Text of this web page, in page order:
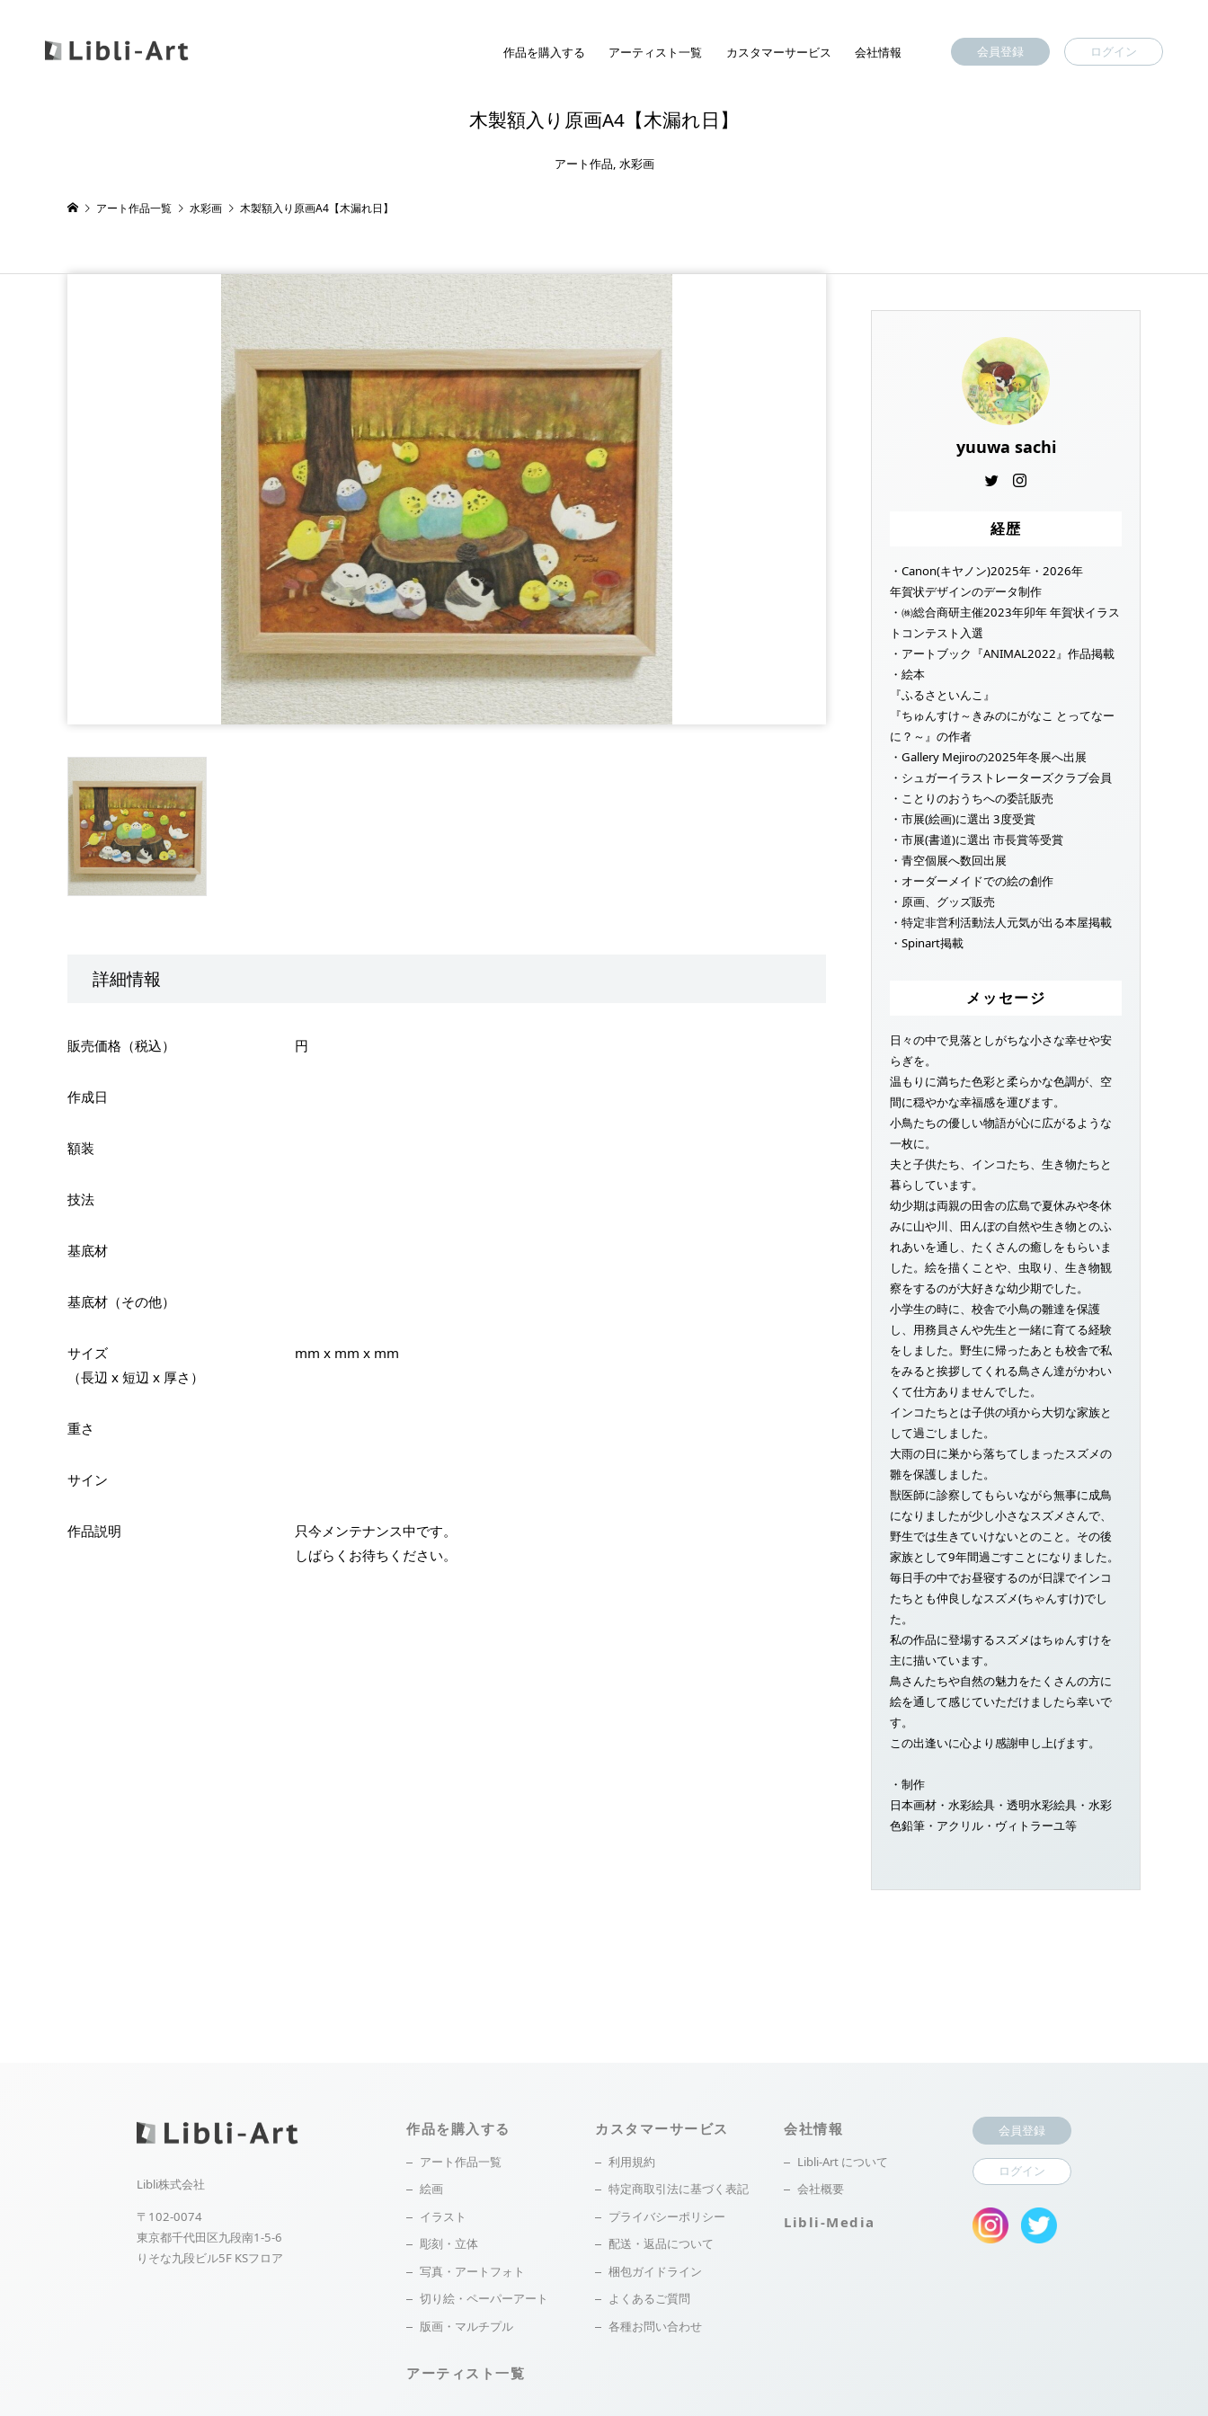
作品を購入する アーティスト一覧 カスタマーサービス 会社情報 会員登録 ログイン
木製額入り原画A4【木漏れ日】
アート作品, 水彩画
アート作品一覧 水彩画 木製額入り原画A4【木漏れ日】
詳細情報
販売価格（税込） 円
作成日
額装
技法
基底材
基底材（その他）
サイズ
（長辺 x 短辺 x 厚さ）
mm x mm x mm
重さ
サイン
作品説明
只今メンテナンス中です。
しばらくお待ちください。
yuuwa sachi
経歴
・Canon(キヤノン)2025年・2026年
年賀状デザインのデータ制作
・㈱総合商研主催2023年卯年 年賀状イラス
トコンテスト入選
・アートブック『ANIMAL2022』作品掲載
・絵本
『ふるさといんこ』
『ちゅんすけ～きみのにがなこ とってなー
に？～』の作者
・Gallery Mejiroの2025年冬展へ出展
・シュガーイラストレーターズクラブ会員
・ことりのおうちへの委託販売
・市展(絵画)に選出 3度受賞
・市展(書道)に選出 市長賞等受賞
・青空個展へ数回出展
・オーダーメイドでの絵の創作
・原画、グッズ販売
・特定非営利活動法人元気が出る本屋掲載
・Spinart掲載
メッセージ
日々の中で見落としがちな小さな幸せや安
らぎを。
温もりに満ちた色彩と柔らかな色調が、空
間に穏やかな幸福感を運びます。
小鳥たちの優しい物語が心に広がるような
一枚に。
夫と子供たち、インコたち、生き物たちと
暮らしています。
幼少期は両親の田舎の広島で夏休みや冬休
みに山や川、田んぼの自然や生き物とのふ
れあいを通し、たくさんの癒しをもらいま
した。絵を描くことや、虫取り、生き物観
察をするのが大好きな幼少期でした。
小学生の時に、校舎で小鳥の雛達を保護
し、用務員さんや先生と一緒に育てる経験
をしました。野生に帰ったあとも校舎で私
をみると挨拶してくれる鳥さん達がかわい
くて仕方ありませんでした。
インコたちとは子供の頃から大切な家族と
して過ごしました。
大雨の日に巣から落ちてしまったスズメの
雛を保護しました。
獣医師に診察してもらいながら無事に成鳥
になりましたが少し小さなスズメさんで、
野生では生きていけないとのこと。その後
家族として9年間過ごすことになりました。
毎日手の中でお昼寝するのが日課でインコ
たちとも仲良しなスズメ(ちゃんすけ)でし
た。
私の作品に登場するスズメはちゅんすけを
主に描いています。
鳥さんたちや自然の魅力をたくさんの方に
絵を通して感じていただけましたら幸いで
す。
この出逢いに心より感謝申し上げます。
・制作
日本画材・水彩絵具・透明水彩絵具・水彩
色鉛筆・アクリル・ヴィトラーユ等
Libli株式会社
〒102-0074
東京都千代田区九段南1-5-6
りそな九段ビル5F KSフロア
作品を購入する
アート作品一覧
絵画
イラスト
彫刻・立体
写真・アートフォト
切り絵・ペーパーアート
版画・マルチプル
アーティスト一覧
カスタマーサービス
利用規約
特定商取引法に基づく表記
プライバシーポリシー
配送・返品について
梱包ガイドライン
よくあるご質問
各種お問い合わせ
会社情報
Libli-Art について
会社概要
Libli-Media
会員登録
ログイン